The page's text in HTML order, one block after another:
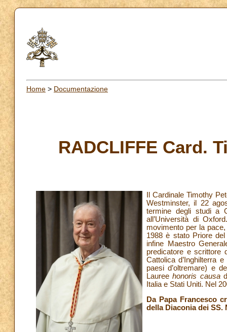
Home > Documentazione
RADCLIFFE Card.
Il Cardinale Timothy
Westminster, il 22
termine degli studi a
all’Università di
movimento per la
1988 è stato Priore
infine Maestro
predicatore e scrittore
Cattolica d’Inghilterra
paesi d’oltremare) e
Laureehonoris causa
Italia e Stati Uniti. Nel
Da Papa Francesco
della Diaconia dei SS.